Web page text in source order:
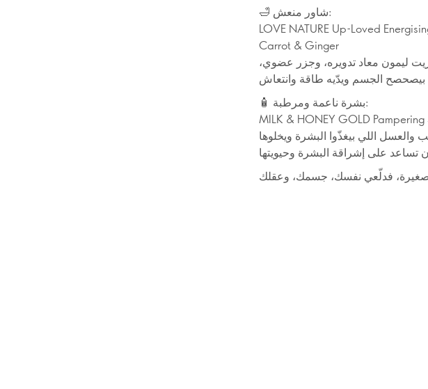
🛁 شاور منعش:
LOVE NATURE Up-Loved
Carrot & Ginger
ليمون معاد تدويره، وجزر عضوي،
🧴 بشرة ناعمة ومرطبة:
MILK & HONEY GOLD
اللي بيغذّوا البشرة ويخلوها
تساعد على إشراقة البشرة وحيويتها
فدلّعي نفسك، جسمك، وعقلك